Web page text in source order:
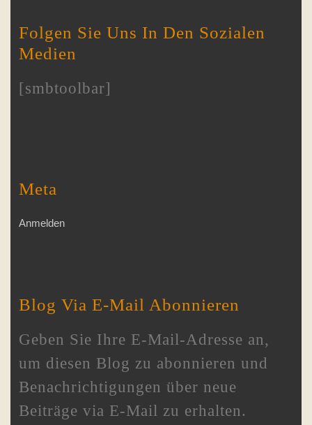
Folgen Sie Uns In Den Sozialen
Medien
[smbtoolbar]
Meta
Anmelden
Blog Via E-Mail Abonnieren
Geben Sie Ihre E-Mail-Adresse an,
um diesen Blog zu abonnieren und
Benachrichtigungen über neue
Beiträge via E-Mail zu erhalten.